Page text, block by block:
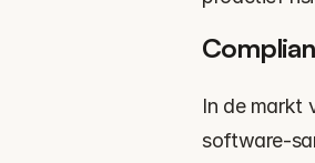
In de markt
software-